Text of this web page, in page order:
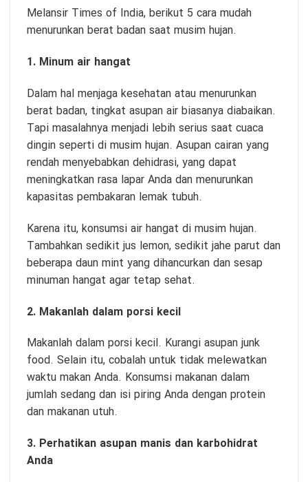
Melansir Times of India, berikut 5 cara mudah
menurunkan berat badan saat musim hujan.
1. Minum air hangat
Dalam hal menjaga kesehatan atau menurunkan
berat badan, tingkat asupan air biasanya diabaikan.
Tapi masalahnya menjadi lebih serius saat cuaca
dingin seperti di musim hujan. Asupan cairan yang
rendah menyebabkan dehidrasi, yang dapat
meningkatkan rasa lapar Anda dan menurunkan
kapasitas pembakaran lemak tubuh.
Karena itu, konsumsi air hangat di musim hujan.
Tambahkan sedikit jus lemon, sedikit jahe parut dan
beberapa daun mint yang dihancurkan dan sesap
minuman hangat agar tetap sehat.
2. Makanlah dalam porsi kecil
Makanlah dalam porsi kecil. Kurangi asupan junk
food. Selain itu, cobalah untuk tidak melewatkan
waktu makan Anda. Konsumsi makanan dalam
jumlah sedang dan isi piring Anda dengan protein
dan makanan utuh.
3. Perhatikan asupan manis dan karbohidrat
Anda